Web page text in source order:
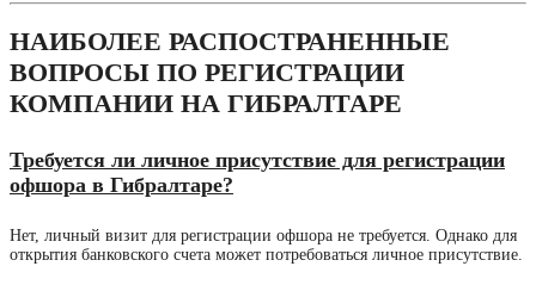
НАИБОЛЕЕ РАСПОСТРАНЕННЫЕ
ВОПРОСЫ ПО РЕГИСТРАЦИИ
КОМПАНИИ НА ГИБРАЛТАРЕ
Требуется ли личное присутствие для регистрации
офшора в Гибралтаре?
Нет, личный визит для регистрации офшора не требуется. Однако для
открытия банковского счета может потребоваться личное присутствие.